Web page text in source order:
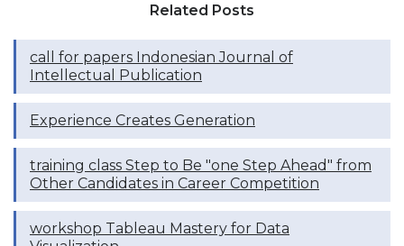
Related Posts
call for papers Indonesian Journal of
Intellectual Publication
Experience Creates Generation
training class Step to Be "one Step Ahead" from
Other Candidates in Career Competition
workshop Tableau Mastery for Data